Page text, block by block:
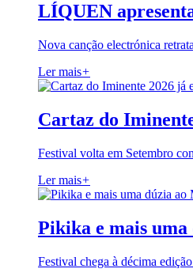
LÍQUEN
Nova canção electrónica
Ler mais+
Cartaz do
Festival volta em Setembro
Ler mais+
Pikika e mais
Festival chega à décima